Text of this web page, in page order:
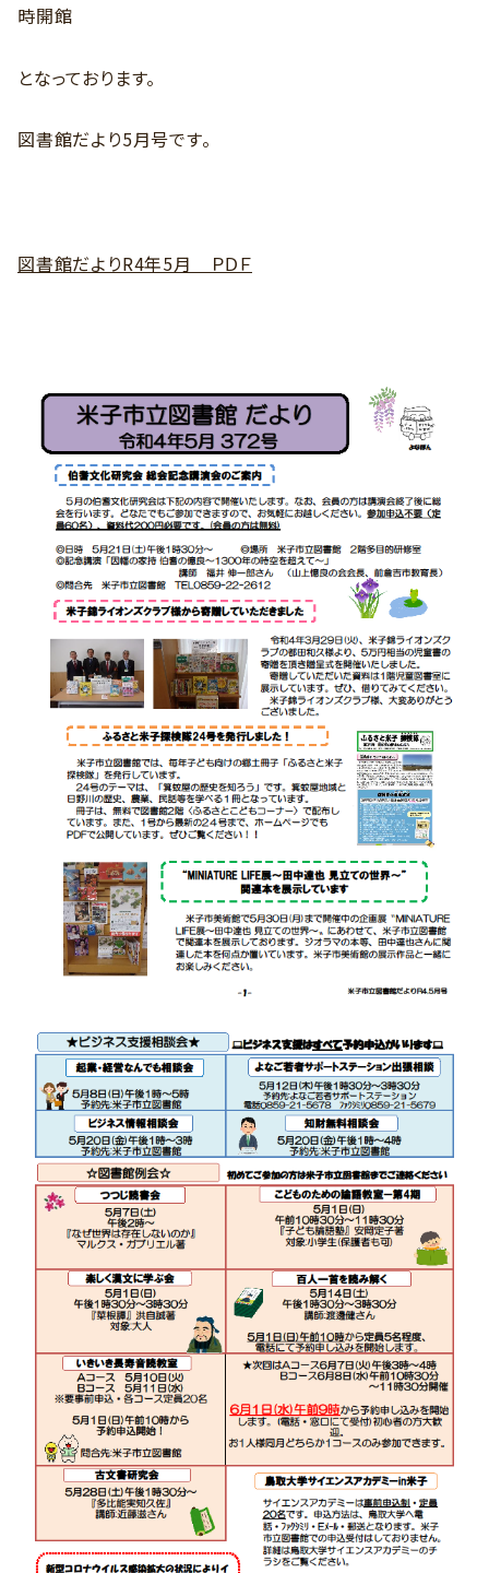
時開館
となっております。
図書館だより5月号です。
図書館だよりR4年5月 ＰＤＦ